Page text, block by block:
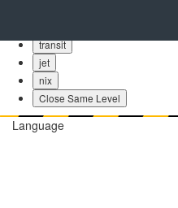
transit
jet
nix
Close Same Level
Language